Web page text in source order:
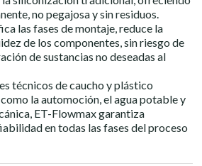
no pegajosa y sin residuos.
las fases de montaje, reduce la
de los componentes, sin riesgo de
de sustancias no deseadas al
técnicos de caucho y plástico
la automoción, el agua potable y
ET-Flowmax garantiza
en todas las fases del proceso